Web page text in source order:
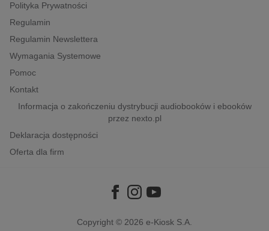
psychologiczne
inne
popularno-naukowe
historia
Polityka Prywatności
Regulamin
Regulamin Newslettera
Wymagania Systemowe
Pomoc
Kontakt
Informacja o zakończeniu dystrybucji audiobooków i ebooków
przez nexto.pl
Deklaracja dostępności
Oferta dla firm
Copyright © 2026 e-Kiosk S.A.